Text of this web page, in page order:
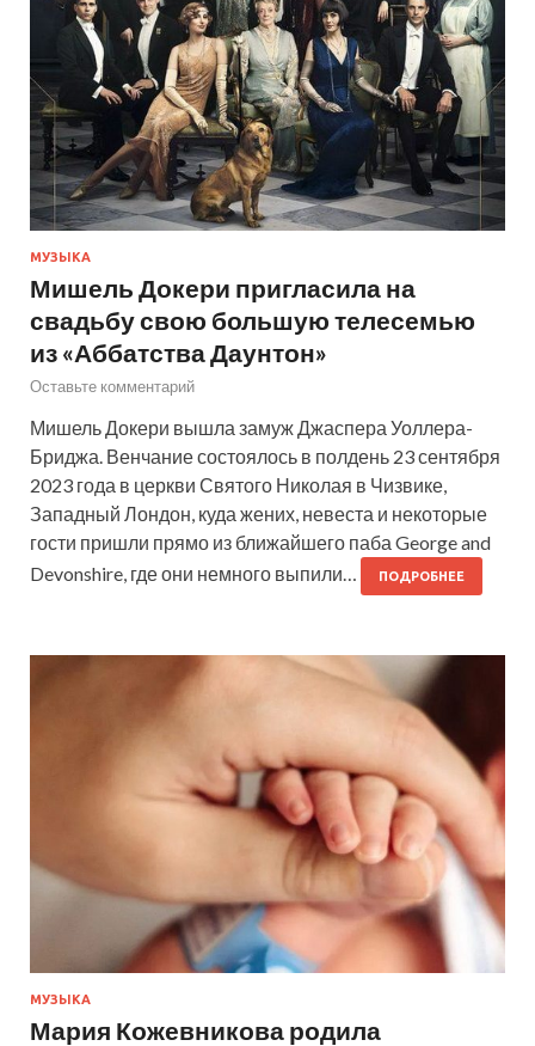
МУЗЫКА
Мишель Докери пригласила на
свадьбу свою большую телесемью
из «Аббатства Даунтон»
Оставьте комментарий
Мишель Докери вышла замуж Джаспера Уоллера-
Бриджа. Венчание состоялось в полдень 23 сентября
2023 года в церкви Святого Николая в Чизвике,
Западный Лондон, куда жених, невеста и некоторые
гости пришли прямо из ближайшего паба George and
Devonshire, где они немного выпили…
ПОДРОБНЕЕ
МУЗЫКА
Мария Кожевникова родила